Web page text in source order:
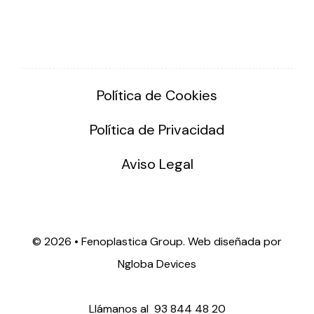
Política de Cookies
Política de Privacidad
Aviso Legal
© 2026 • Fenoplastica Group. Web diseñada por
Ngloba Devices
Llámanos al 93 844 48 20